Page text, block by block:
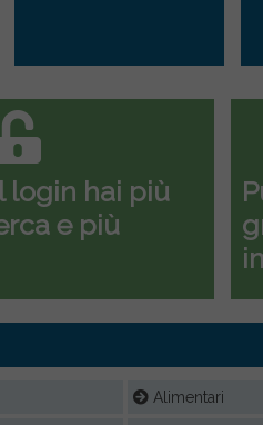
login hai più
e più
Alimentari